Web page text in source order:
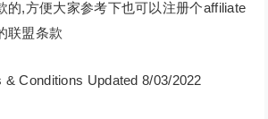
的,方便大家参考下也可以注册个affiliate
联盟条款
& Conditions Updated 8/03/2022